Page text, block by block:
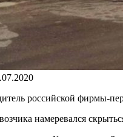
российской фирмы-
намеревался